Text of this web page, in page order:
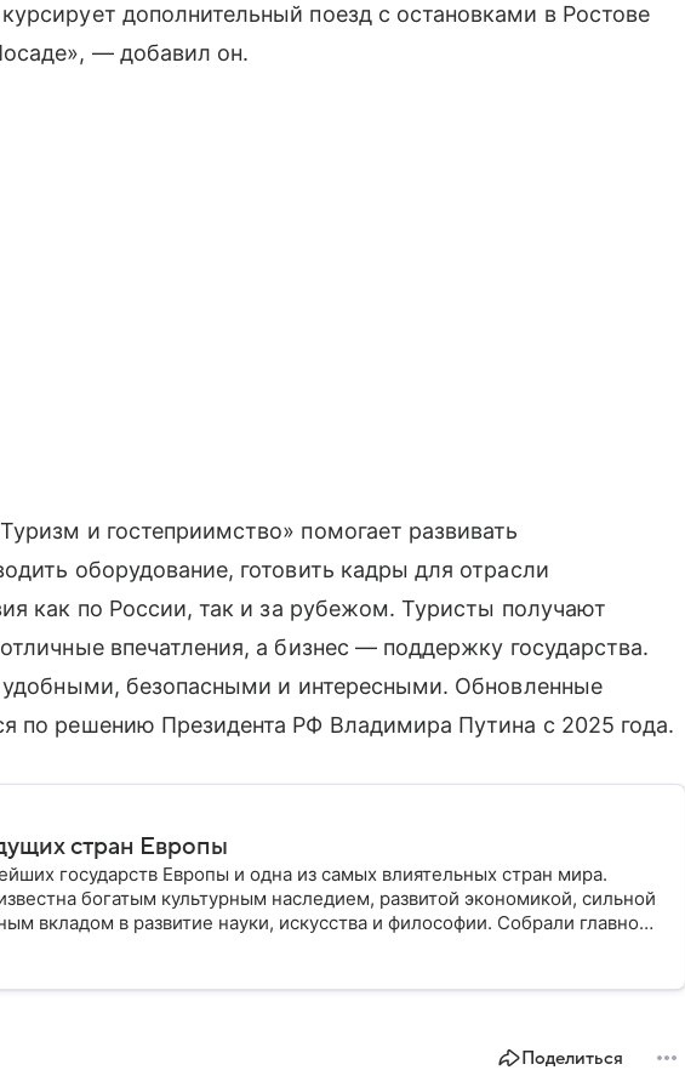
дополнительный поезд с остановками в Ростове
— добавил он.
и гостеприимство» помогает развивать
оборудование, готовить кадры для отрасли
как по России, так и за рубежом. Туристы получают
впечатления, а бизнес — поддержку государства.
удобными, безопасными и интересными. Обновленные
по решению Президента РФ Владимира Путина с 2025 года.
стран Европы
государств Европы и одна из самых влиятельных стран мира.
богатым культурным наследием, развитой экономикой, сильной
вкладом в развитие науки, искусства и философии. Собрали главное
Поделиться